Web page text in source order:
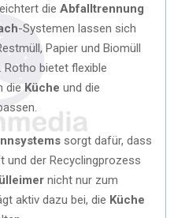
die Abfalltrennung
-Systemen lassen sich
Papier und Biomüll
Rotho bietet flexible
die Küche und die
sorgt dafür, dass
und der Recyclingprozess
nicht nur zum
aktiv dazu bei, die Küche